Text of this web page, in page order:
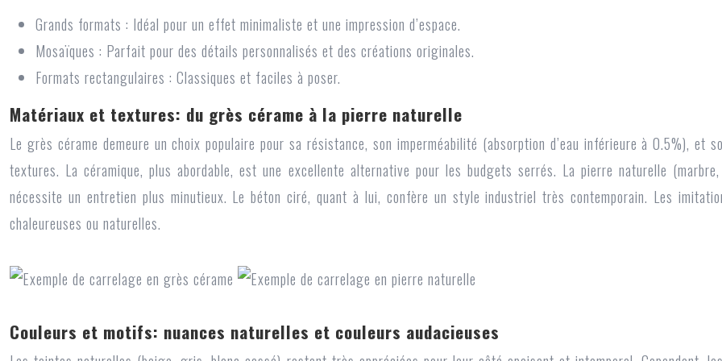
Grands formats : Idéal pour un effet minimaliste et une impression d’espace.
Mosaïques : Parfait pour des détails personnalisés et des créations originales.
Formats rectangulaires : Classiques et faciles à poser.
Matériaux et textures: du grès cérame à la pierre naturelle
Le grès cérame demeure un choix populaire pour sa résistance, son imperméabilité (absorption d’eau inférieure à 0.5%),
textures. La céramique, plus abordable, est une excellente alternative pour les budgets serrés. La pierre naturelle
nécessite un entretien plus minutieux. Le béton ciré, quant à lui, confère un style industriel très contemporain. Les
chaleureuses ou naturelles.
Couleurs et motifs: nuances naturelles et couleurs audacieuses